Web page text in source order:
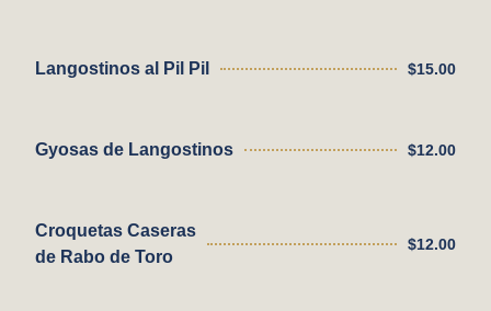
Langostinos al Pil Pil $15.00
Gyosas de Langostinos $12.00
Croquetas Caseras
de Rabo de Toro
$12.00